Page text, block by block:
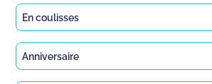
!
En coulisses
Anniversaire